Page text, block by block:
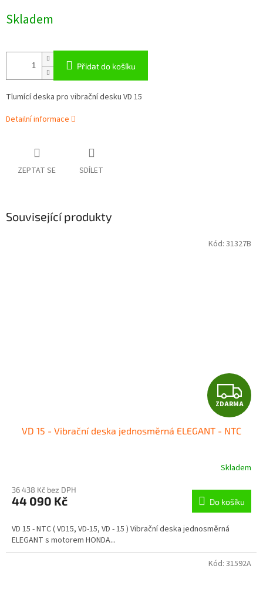
cena:
Skladem
Přidat do košíku
Tlumící deska pro vibrační desku VD 15
Detailní informace
ZEPTAT SE SDÍLET
Související produkty
Z
D
A
R
M
A
ZDARMA
VD 15 - Vibrační deska jednosměrná ELEGANT - NTC
Skladem
36 438 Kč bez DPH
44 090 Kč Do košíku
VD 15 - NTC ( VD15, VD-15, VD - 15 ) Vibrační deska jednosměrná
ELEGANT s motorem HONDA...
Kód: 31327B
Kód: 31592A